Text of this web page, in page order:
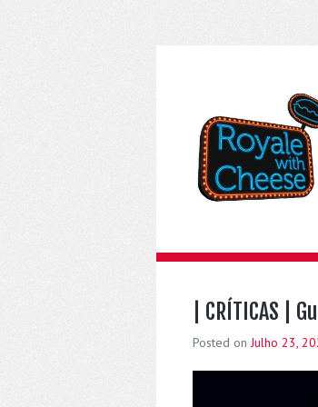
| CRÍTICAS |
Posted onJulho 23,